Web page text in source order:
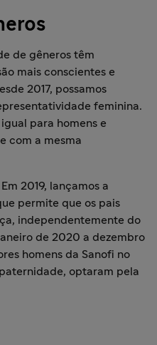
de gêneros têm
mais conscientes e
2017, possamos
feminina.
para homens e
com a mesma
Em 2019, lançamos a
permite que os pais
independentemente do
de 2020 a dezembro
homens da Sanofi no
optaram pela